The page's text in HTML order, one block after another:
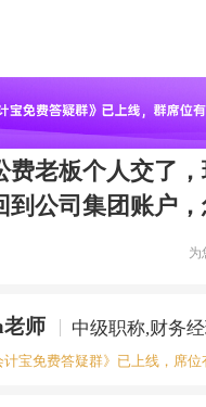
费老板个人交了
到公司集团账户，
为
师 中级职称,财务
计宝免费答疑群》已上线，席位